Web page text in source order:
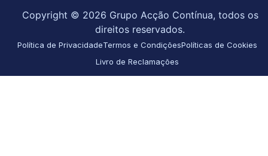
Copyright © 2026 Grupo Acção Contínua, todos os
direitos reservados.
Política de PrivacidadeTermos e CondiçõesPolíticas de Cookies
Livro de Reclamações